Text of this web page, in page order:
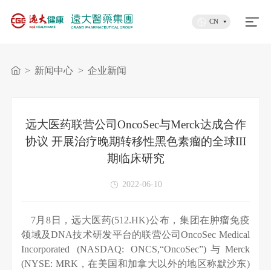
CN
> 新闻中心 > 企业新闻
远大医药联营公司OncoSec与Merck达成合作
协议 开展治疗晚期转移性黑色素瘤的全球III
期临床研究
2022-06-10
7月8日，远大医药(512.HK)公布，集团在肿瘤免疫
领域及DNA技术研发平台的联营公司OncoSec Medical
Incorporated (NASDAQ: ONCS,“OncoSec”)与Merck
(NYSE: MRK，在美国和加拿大以外的地区称默沙东)